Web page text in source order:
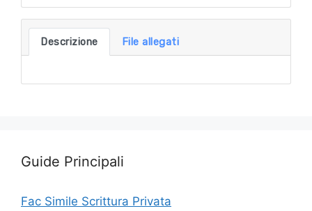
Descrizione File allegati
Guide Principali
Fac Simile Scrittura Privata